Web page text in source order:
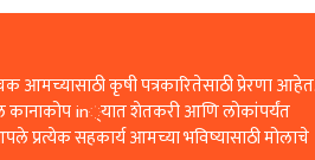
आमच्यासाठी कृषी पत्रकारितेसाठी प्रेरणा आहेत.
कानाकोप in्यात शेतकरी आणि लोकांपर्यंत
प्रत्येक सहकार्य आमच्या भविष्यासाठी मोलाचे